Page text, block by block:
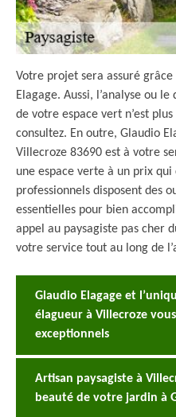
Votre projet sera assuré
Elagage. Aussi, l’analyse ou
de votre espace vert n’est
consultez. En outre, Glaudio
Villecroze 83690 est à votre
une espace verte à un prix
professionnels disposent des
essentielles pour bien
appel au paysagiste pas cher
votre service tout au long de
Glaudio Elagage et
élagueur à Villecroze
exceptionnels
Artisan paysagiste à
beauté de votre jardin à